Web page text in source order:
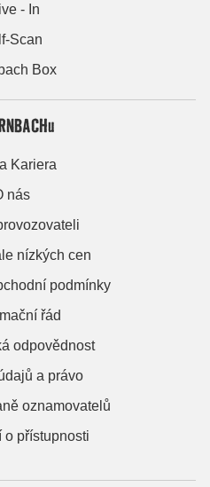
- In
Scan
Box
Kariera
nás
nízkých cen
podmínky
řád
odpovědnost
a právo
oznamovatelů
o přístupnosti